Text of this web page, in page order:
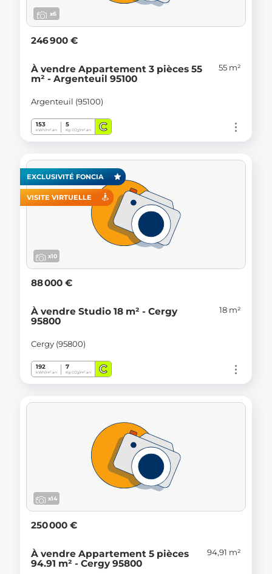
x6
246 900 €
À vendre Appartement 3 pièces 55
m² - Argenteuil 95100
55 m²
Argenteuil (95100)
153
kWh/m².an
5
Kg CO2/m².an C
EXCLUSIVITÉ FONCIA
VISITE VIRTUELLE
x10
88 000 €
À vendre Studio 18 m² - Cergy
95800
18 m²
Cergy (95800)
192
kWh/m².an
7
Kg CO2/m².an C
x14
250 000 €
À vendre Appartement 5 pièces
94.91 m² - Cergy 95800
94,91 m²